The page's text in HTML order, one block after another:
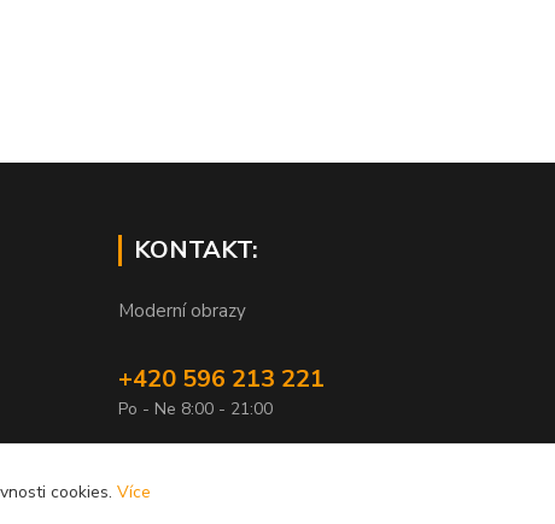
KONTAKT:
Moderní obrazy
+420 596 213 221
Po - Ne 8:00 - 21:00
cookies. Více